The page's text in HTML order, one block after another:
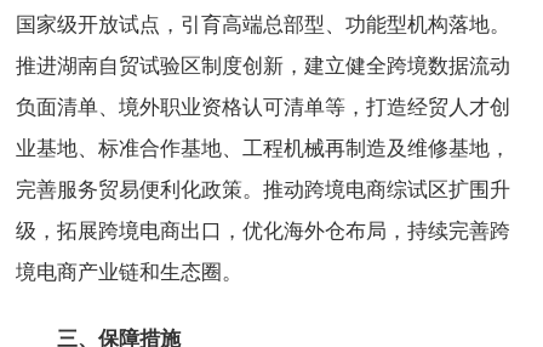
国家级开放试点，引育高端总部型、功能型机构落地。
推进湖南自贸试验区制度创新，建立健全跨境数据流动
负面清单、境外职业资格认可清单等，打造经贸人才创
业基地、标准合作基地、工程机械再制造及维修基地，
完善服务贸易便利化政策。推动跨境电商综试区扩围升
级，拓展跨境电商出口，优化海外仓布局，持续完善跨
境电商产业链和生态圈。
三、保障措施